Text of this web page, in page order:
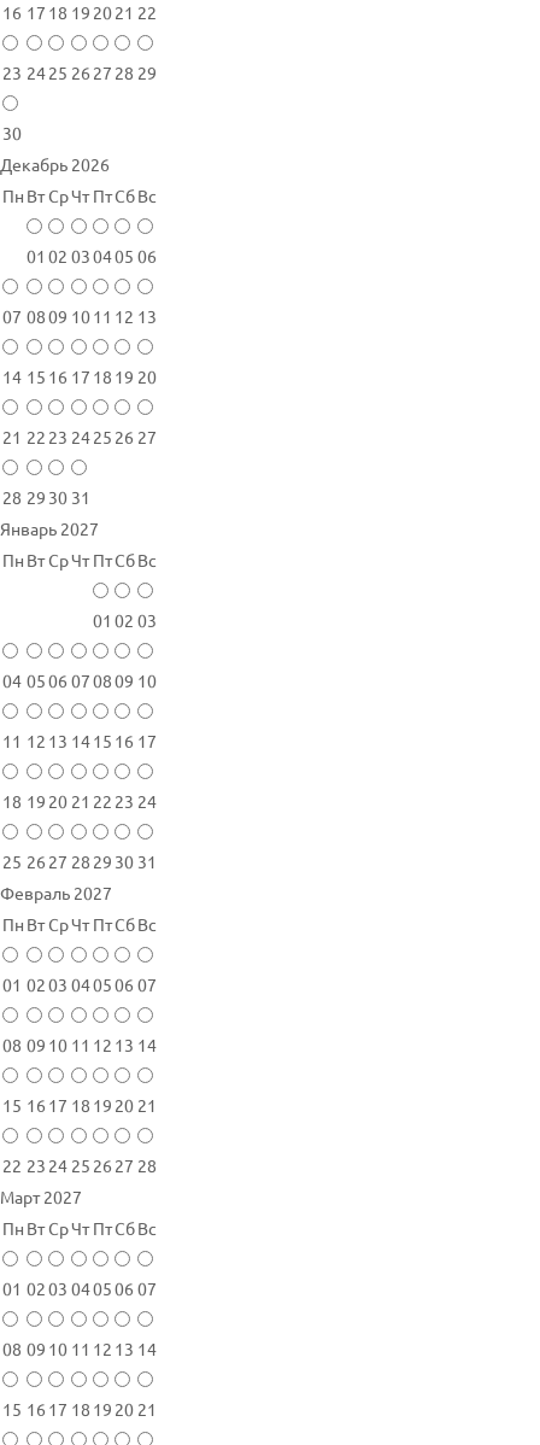
16 17 18 19 2021 22
23 2425 26 27 28 29
30
Декабрь 2026
Пн ВтСрЧт ПтСбВс
01 02 030405 06
07 0809 1011 12 13
14 15 16 17 18 19 20
21 22 23 2425 26 27
28 29 30 31
Январь 2027
Пн ВтСрЧт ПтСбВс
01 02 03
04 0506 070809 10
11 12 13 1415 16 17
18 19 20 21 22 23 24
25 26 27 28 29 30 31
Февраль 2027
Пн ВтСрЧт ПтСбВс
01 0203 040506 07
08 09 10 11 12 13 14
15 16 17 18 19 20 21
22 23 24 25 26 27 28
Март 2027
Пн ВтСрЧт ПтСбВс
01 0203 040506 07
08 09 10 11 12 13 14
15 16 17 18 19 20 21